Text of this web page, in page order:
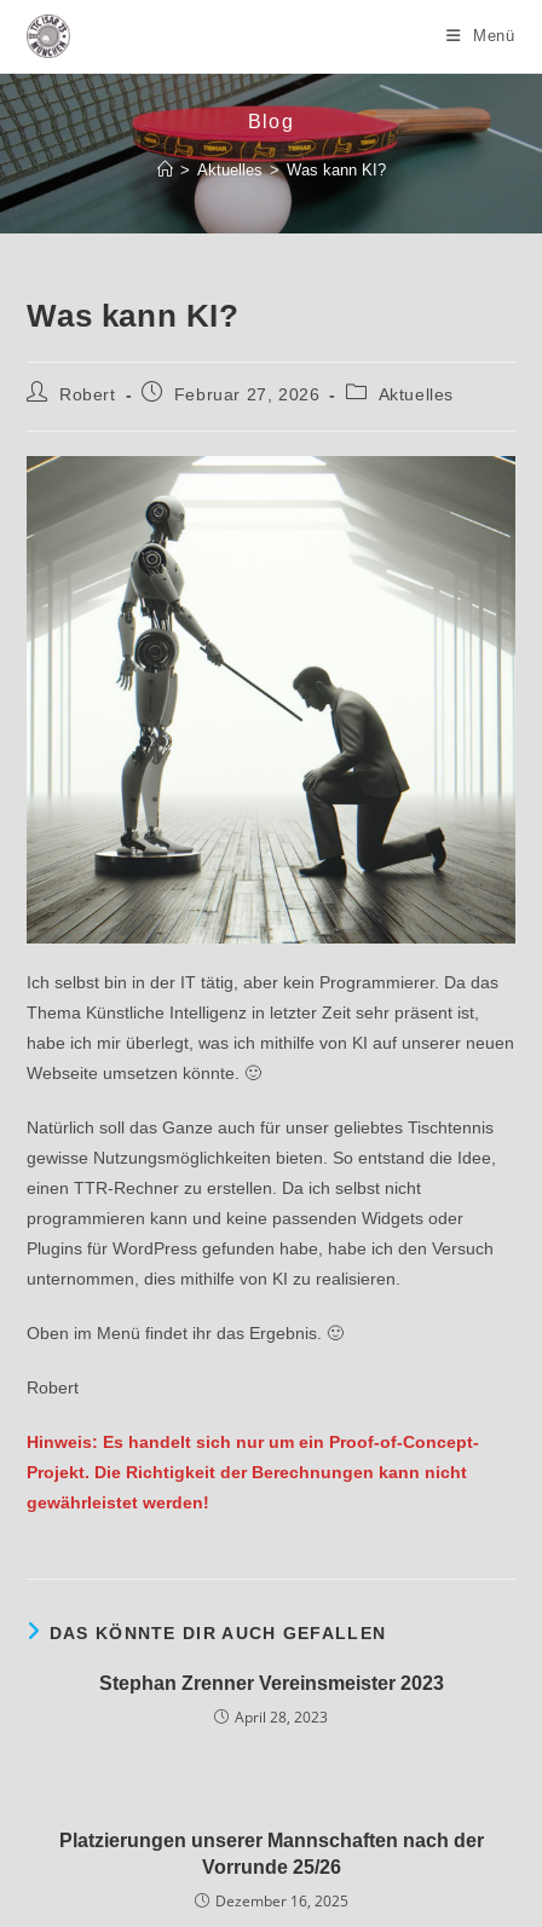
Inhalt
springen
Menü
Blog
> Aktuelles > Was kann KI?
Was kann KI?
Beitrags-
Robert
BeitragFebruar 27, 2026
Beitrags-
Aktuelles
Ich selbst bin in der IT tätig, aber kein Programmierer. Da das
Thema Künstliche Intelligenz in letzter Zeit sehr präsent ist,
habe ich mir überlegt, was ich mithilfe von KI auf unserer neuen
Webseite umsetzen könnte. 🙂
Natürlich soll das Ganze auch für unser geliebtes Tischtennis
gewisse Nutzungsmöglichkeiten bieten. So entstand die Idee,
einen TTR-Rechner zu erstellen. Da ich selbst nicht
programmieren kann und keine passenden Widgets oder
Plugins für WordPress gefunden habe, habe ich den Versuch
unternommen, dies mithilfe von KI zu realisieren.
Oben im Menü findet ihr das Ergebnis. 🙂
Robert
Hinweis: Es handelt sich nur um ein Proof-of-Concept-
Projekt. Die Richtigkeit der Berechnungen kann nicht
gewährleistet werden!
DAS KÖNNTE DIR AUCH GEFALLEN
Stephan Zrenner Vereinsmeister 2023
April 28, 2023
Platzierungen unserer Mannschaften nach der
Vorrunde 25/26
Dezember 16, 2025